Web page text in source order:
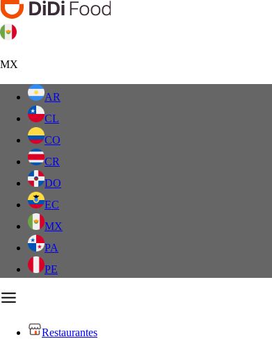
MX
AR
CL
CO
CR
DO
EC
MX
PA
PE
Restaurantes